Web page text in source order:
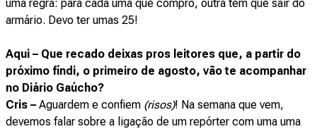
uma regra: para cada uma que compro, outra tem que sair do
armário. Devo ter umas 25!
Aqui – Que recado deixas pros leitores que, a partir do
próximo fíndi, o primeiro de agosto, vão te acompanhar
no Diário Gaúcho?
Cris – Aguardem e confiem (risos)! Na semana que vem,
devemos falar sobre a ligação de um repórter com uma uma